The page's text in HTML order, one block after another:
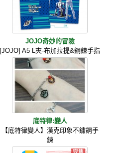
JOJO奇妙的冒險
[JOJO] A5 L夾-布加拉提&鋼鍊手指
底特律:變人
【底特律變人】漢克印象不鏽鋼手
鍊